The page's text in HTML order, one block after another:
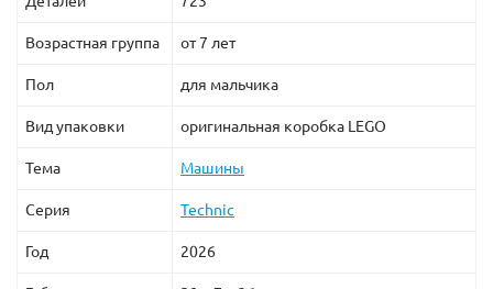
Возрастная группа от 7 лет
Пол для мальчика
Вид упаковки оригинальная коробка LEGO
Тема Машины
Серия Technic
Год 2026